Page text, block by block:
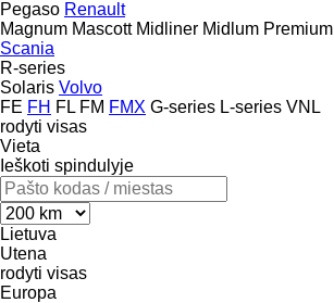
Pegaso Renault
Magnum Mascott Midliner Midlum Premium
Scania
R-series
Solaris Volvo
FE FH FL FM FMX G-series L-series VNL
rodyti visas
Vieta
Ieškoti spindulyje
Lietuva
Utena
rodyti visas
Europa